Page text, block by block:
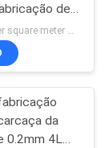
de
da
US 120-150 per square meter MOQ:1 medidor quadrado
da
0.2mm 4L